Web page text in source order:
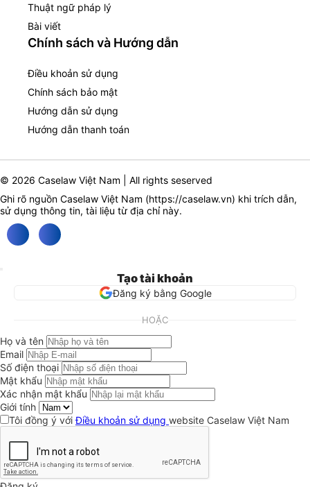
Thuật ngữ pháp lý
Bài viết
Chính sách và Hướng dẫn
Điều khoản sử dụng
Chính sách bảo mật
Hướng dẫn sử dụng
Hướng dẫn thanh toán
© 2026 Caselaw Việt Nam | All rights seserved
Ghi rõ nguồn Caselaw Việt Nam (https://caselaw.vn) khi trích dẫn,
sử dụng thông tin, tài liệu từ địa chỉ này.
Tạo tài khoản
Đăng ký bằng Google
HOẶC
Họ và tên
Email
Số điện thoại
Mật khẩu
Xác nhận mật khẩu
Giới tính
Tôi đồng ý vớiĐiều khoản sử dụng website Caselaw Việt Nam